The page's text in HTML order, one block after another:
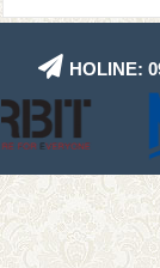
HOLINE: